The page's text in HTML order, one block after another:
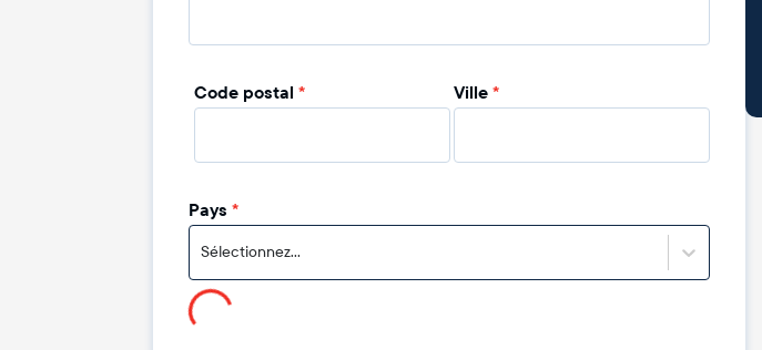
Code postal * Ville*
Pays *
Sélectionnez...